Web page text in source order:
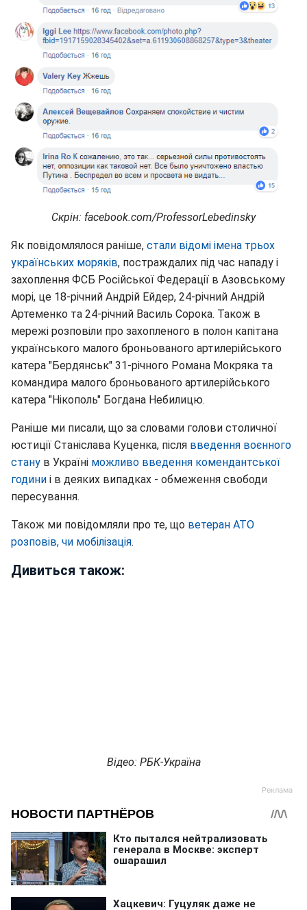
Скрін: facebook.com/ProfessorLebedinsky
Як повідомлялося раніше, стали відомі імена трьох
українських моряків, постраждалих під час нападу і
захоплення ФСБ Російської Федерації в Азовському
морі, це 18-річний Андрій Ейдер, 24-річний Андрій
Артеменко та 24-річний Василь Сорока. Також в
мережі розповіли про захопленого в полон капітана
українського малого броньованого артилерійського
катера "Бердянськ" 31-річного Романа Мокряка та
командира малого броньованого артилерійського
катера "Нікополь" Богдана Небилицю.
Раніше ми писали, що за словами голови столичної
юстиції Станіслава Куценка, після введення воєнного
стану в Україні можливо введення комендантської
години і в деяких випадках - обмеження свободи
пересування.
Також ми повідомляли про те, що ветеран АТО
розповів, чи мобілізація.
Дивиться також:
Відео: РБК-Україна